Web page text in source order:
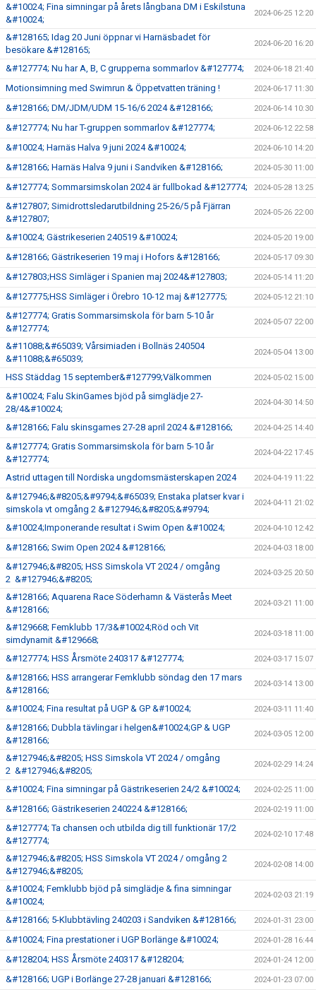
&#10024; Fina simningar på årets långbana DM i Eskilstuna
&#10024;
2024-06-25 12:20
&#128165; Idag 20 Juni öppnar vi Harnäsbadet för
besökare &#128165;
2024-06-20 16:20
&#127774; Nu har A, B, C grupperna sommarlov &#127774; 2024-06-18 21:40
Motionsimning med Swimrun & Öppetvatten träning ! 2024-06-17 11:30
&#128166; DM/JDM/UDM 15-16/6 2024 &#128166; 2024-06-14 10:30
&#127774; Nu har T-gruppen sommarlov &#127774; 2024-06-12 22:58
&#10024; Harnäs Halva 9 juni 2024 &#10024; 2024-06-10 14:20
&#128166; Harnäs Halva 9 juni i Sandviken &#128166; 2024-05-30 11:00
&#127774; Sommarsimskolan 2024 är fullbokad &#127774; 2024-05-28 13:25
&#127807; Simidrottsledarutbildning 25-26/5 på Fjärran
&#127807;
2024-05-26 22:00
&#10024; Gästrikeserien 240519 &#10024; 2024-05-20 19:00
&#128166; Gästrikeserien 19 maj i Hofors &#128166; 2024-05-17 09:30
&#127803;HSS Simläger i Spanien maj 2024&#127803; 2024-05-14 11:20
&#127775;HSS Simläger i Örebro 10-12 maj &#127775; 2024-05-12 21:10
&#127774; Gratis Sommarsimskola för barn 5-10 år
&#127774;
2024-05-07 22:00
&#11088;&#65039; Vårsimiaden i Bollnäs 240504
&#11088;&#65039;
2024-05-04 13:00
HSS Städdag 15 september&#127799;Välkommen 2024-05-02 15:00
&#10024; Falu SkinGames bjöd på simglädje 27-
28/4&#10024;
2024-04-30 14:50
&#128166; Falu skinsgames 27-28 april 2024 &#128166; 2024-04-25 14:40
&#127774; Gratis Sommarsimskola för barn 5-10 år
&#127774;
2024-04-22 17:45
Astrid uttagen till Nordiska ungdomsmästerskapen 2024 2024-04-19 11:22
&#127946;&#8205;&#9794;&#65039; Enstaka platser kvar i
simskola vt omgång 2 &#127946;&#8205;&#9794;
2024-04-11 21:02
&#10024;Imponerande resultat i Swim Open &#10024; 2024-04-10 12:42
&#128166; Swim Open 2024 &#128166; 2024-04-03 18:00
&#127946;&#8205; HSS Simskola VT 2024 / omgång
2 &#127946;&#8205;
2024-03-25 20:50
&#128166; Aquarena Race Söderhamn & Västerås Meet
&#128166;
2024-03-21 11:00
&#129668; Femklubb 17/3&#10024;Röd och Vit
simdynamit &#129668;
2024-03-18 11:00
&#127774; HSS Årsmöte 240317 &#127774; 2024-03-17 15:07
&#128166; HSS arrangerar Femklubb söndag den 17 mars
&#128166;
2024-03-14 13:00
&#10024; Fina resultat på UGP & GP &#10024; 2024-03-11 11:40
&#128166; Dubbla tävlingar i helgen&#10024;GP & UGP
&#128166;
2024-03-05 12:00
&#127946;&#8205; HSS Simskola VT 2024 / omgång
2 &#127946;&#8205;
2024-02-29 14:24
&#10024; Fina simningar på Gästrikeserien 24/2 &#10024; 2024-02-25 11:00
&#128166; Gästrikeserien 240224 &#128166; 2024-02-19 11:00
&#127774; Ta chansen och utbilda dig till funktionär 17/2
&#127774;
2024-02-10 17:48
&#127946;&#8205; HSS Simskola VT 2024 / omgång 2
&#127946;&#8205;
2024-02-08 14:00
&#10024; Femklubb bjöd på simglädje & fina simningar
&#10024;
2024-02-03 21:19
&#128166; 5-Klubbtävling 240203 i Sandviken &#128166; 2024-01-31 23:00
&#10024; Fina prestationer i UGP Borlänge &#10024; 2024-01-28 16:44
&#128204; HSS Årsmöte 240317 &#128204; 2024-01-24 12:00
&#128166; UGP i Borlänge 27-28 januari &#128166; 2024-01-23 07:00